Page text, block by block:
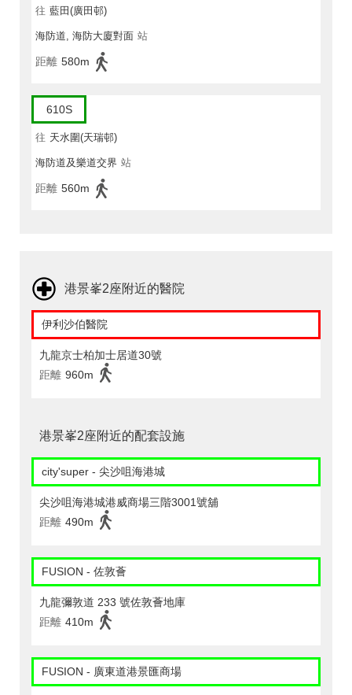
往 藍田(廣田邨)
海防道, 海防大廈對面 站
距離 580m
610S
往 天水圍(天瑞邨)
海防道及樂道交界 站
距離 560m
港景峯2座附近的醫院
伊利沙伯醫院
九龍京士柏加士居道30號
距離 960m
港景峯2座附近的配套設施
city'super - 尖沙咀海港城
尖沙咀海港城港威商場三階3001號舖
距離 490m
FUSION - 佐敦薈
九龍彌敦道 233 號佐敦薈地庫
距離 410m
FUSION - 廣東道港景匯商場